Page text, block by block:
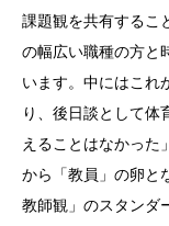
課題観を共有するこ
の幅広い職種の方と
います。中にはこれ
り、後日談として体
えることはなかった
から「教員」の卵と
教師観」のスタンダ